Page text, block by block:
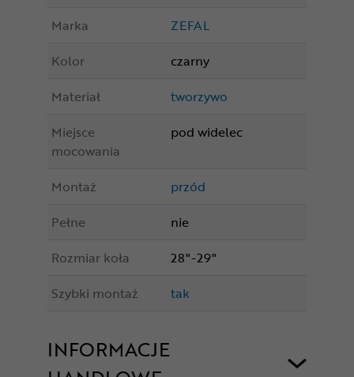
Marka
ZEFAL
Kolor
czarny
Materiał
tworzywo
Miejsce
mocowania
pod widelec
Montaż
przód
Pełne
nie
Rozmiar koła
28"-29"
Szybki montaż
tak
INFORMACJE